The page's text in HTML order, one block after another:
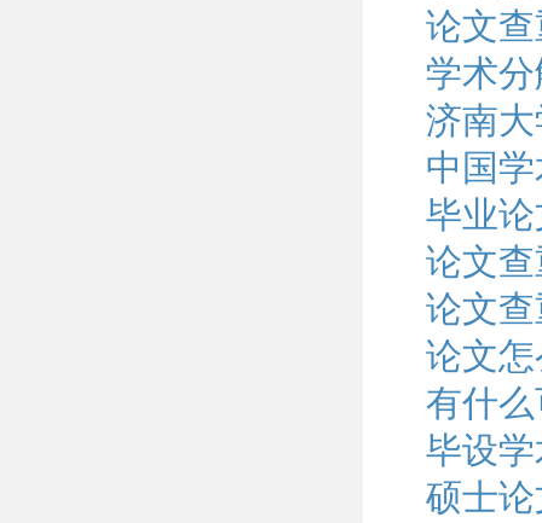
论文
学术
济南
中国
毕业
论文
论文
论文
有什
毕设
硕士